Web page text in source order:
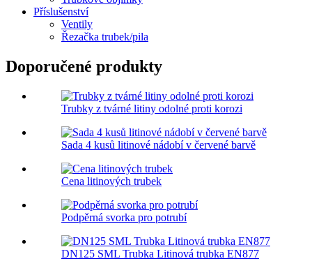
Příslušenství
Ventily
Řezačka trubek/pila
Doporučené produkty
Trubky z tvárné litiny odolné proti korozi
Sada 4 kusů litinové nádobí v červené barvě
Cena litinových trubek
Podpěrná svorka pro potrubí
DN125 SML Trubka Litinová trubka EN877